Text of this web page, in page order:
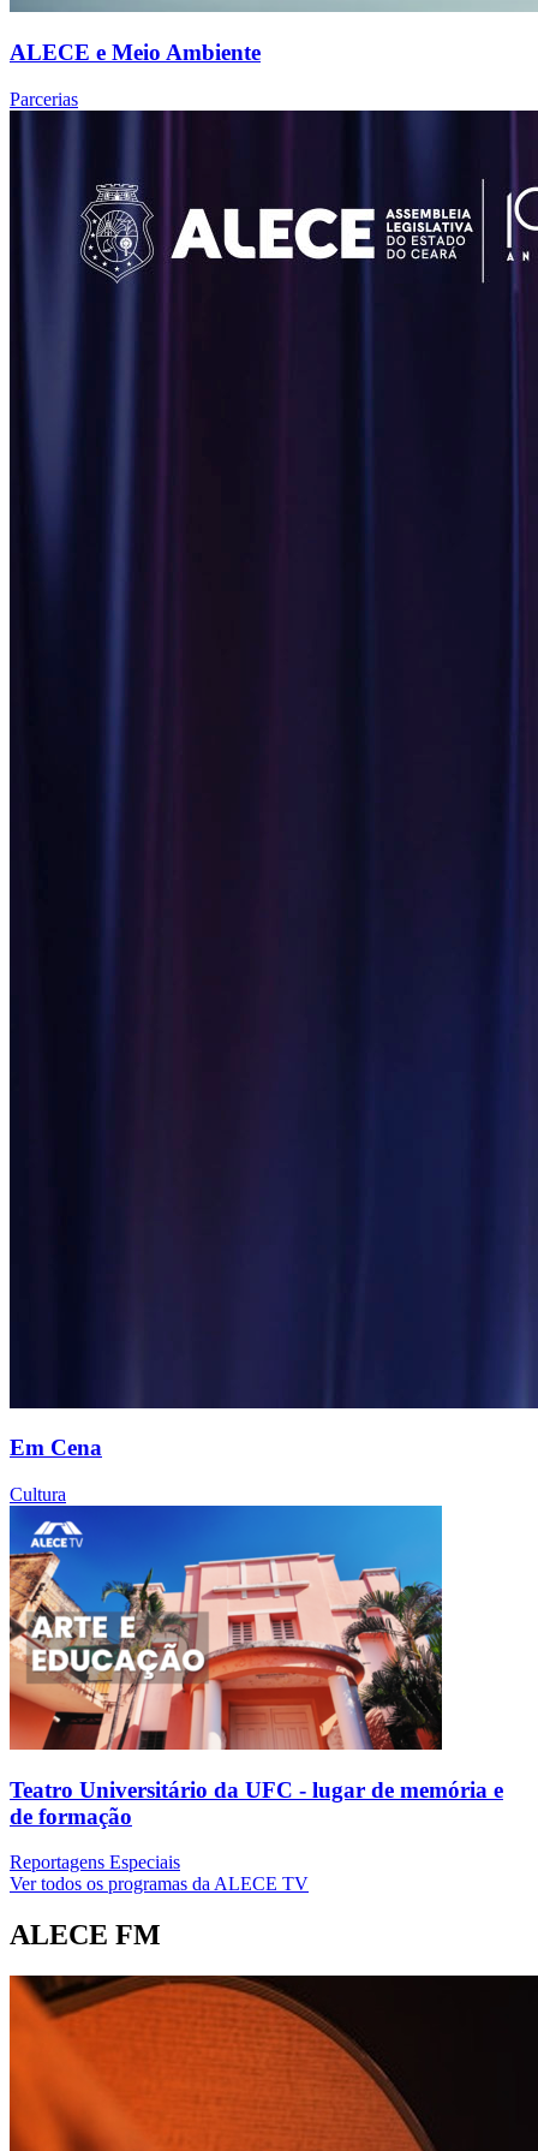
ALECE e Meio Ambiente
Parcerias
Em Cena
Cultura
Teatro Universitário da UFC - lugar de memória e
de formação
Reportagens Especiais
Ver todos os programas da ALECE TV
ALECE FM